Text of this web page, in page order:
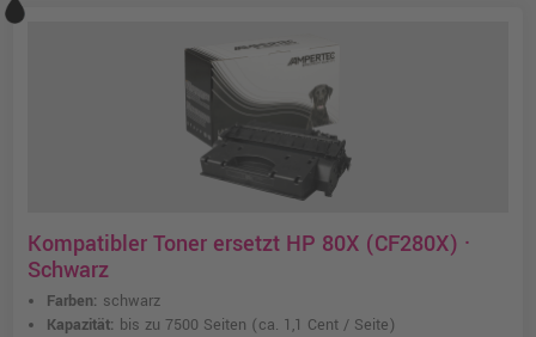
Kompatibler Toner ersetzt HP 80X (CF280X) ·
Schwarz
Farben: schwarz
Kapazität: bis zu 7500 Seiten (ca. 1,1 Cent / Seite)